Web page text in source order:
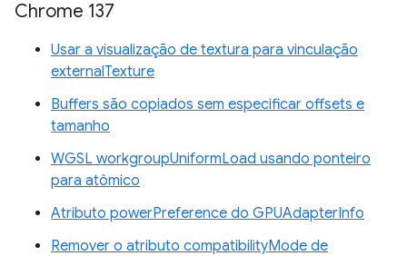
Chrome 137
Usar a visualização de textura para vinculação
externalTexture
Buffers são copiados sem especificar offsets e
tamanho
WGSL workgroupUniformLoad usando ponteiro
para atômico
Atributo powerPreference do GPUAdapterInfo
Remover o atributo compatibilityMode de